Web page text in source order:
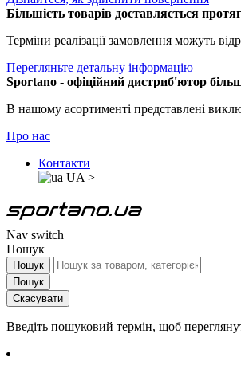
Більшість товарів доставляється
Терміни реалізації замовлення можуть
Перегляньте детальну інформацію
Sportano - офіційний дистриб'ютор
В нашому асортименті представлені
Про нас
Контакти
UA >
Nav switch
Пошук
Пошук
Пошук
Скасувати
Введіть пошуковий термін, щоб